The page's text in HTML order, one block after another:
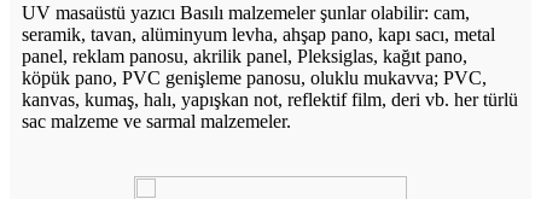
UV masaüstü yazıcı Basılı malzemeler şunlar olabilir: cam,
seramik, tavan, alüminyum levha, ahşap pano, kapı sacı, metal
panel, reklam panosu, akrilik panel, Pleksiglas, kağıt pano,
köpük pano, PVC genişleme panosu, oluklu mukavva; PVC,
kanvas, kumaş, halı, yapışkan not, reflektif film, deri vb. her türlü
sac malzeme ve sarmal malzemeler.